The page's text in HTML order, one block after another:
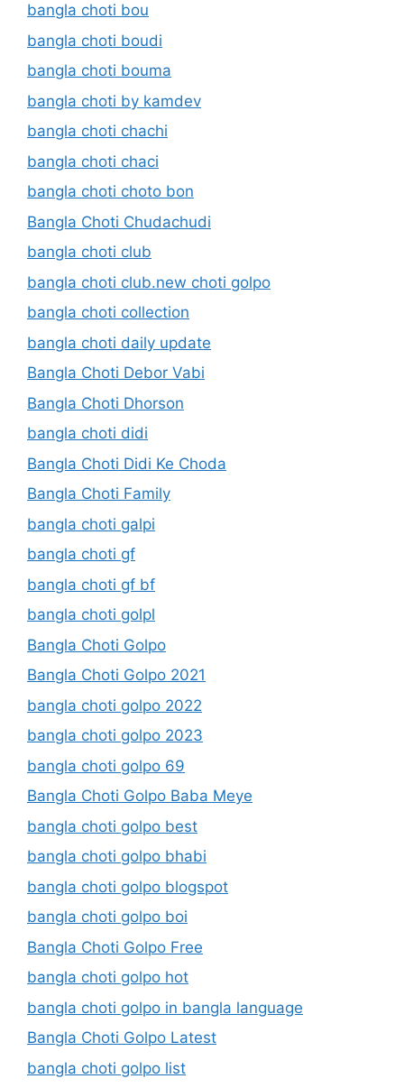
bangla choti bou
bangla choti boudi
bangla choti bouma
bangla choti by kamdev
bangla choti chachi
bangla choti chaci
bangla choti choto bon
Bangla Choti Chudachudi
bangla choti club
bangla choti club.new choti golpo
bangla choti collection
bangla choti daily update
Bangla Choti Debor Vabi
Bangla Choti Dhorson
bangla choti didi
Bangla Choti Didi Ke Choda
Bangla Choti Family
bangla choti galpi
bangla choti gf
bangla choti gf bf
bangla choti golpl
Bangla Choti Golpo
Bangla Choti Golpo 2021
bangla choti golpo 2022
bangla choti golpo 2023
bangla choti golpo 69
Bangla Choti Golpo Baba Meye
bangla choti golpo best
bangla choti golpo bhabi
bangla choti golpo blogspot
bangla choti golpo boi
Bangla Choti Golpo Free
bangla choti golpo hot
bangla choti golpo in bangla language
Bangla Choti Golpo Latest
bangla choti golpo list